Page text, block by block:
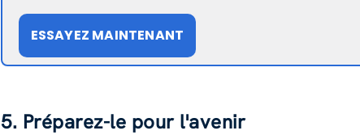
ESSAYEZ MAINTENANT
5. Préparez-le pour l'avenir